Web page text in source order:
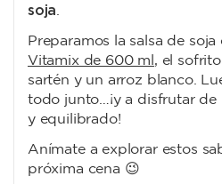
soja.
Preparamos la salsa de soja
Vitamix de 600 ml , el
sartén y un arroz blanco.
todo junto…¡y a disfrutar
y equilibrado!
Anímate a explorar estos
próxima cena 😉